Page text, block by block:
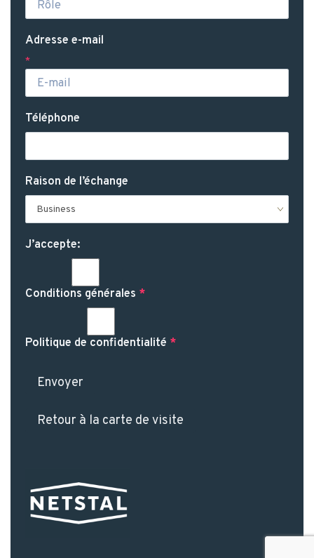
Adresse e-mail
*
Téléphone
Raison de l’échange
J’accepte:
Conditions générales *
Politique de confidentialité *
Envoyer
Retour à la carte de visite